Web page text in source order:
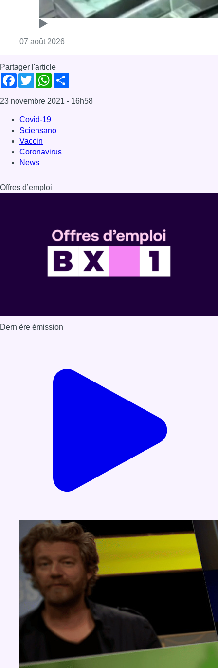
07 août 2026
Partager l'article
Facebook
TwitterWhatsApp
23 novembre 2021 - 16h58
Covid-19
Sciensano
Vaccin
Coronavirus
News
Offres d’emploi
Dernière émission